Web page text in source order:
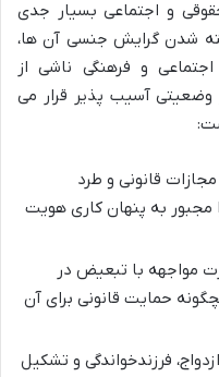
و اجتماعی بسیار جدی
شدن گرایش جنسی آن ها،
و فرهنگی ناشی از
وضعیتی آسیب پذیر قرار می
قانونی و طرد
مجبور به پنهان کاری هویت
مواجهه با تبعیض در
حمایت قانونی برای آن
فرزندخواندگی و تشکیل